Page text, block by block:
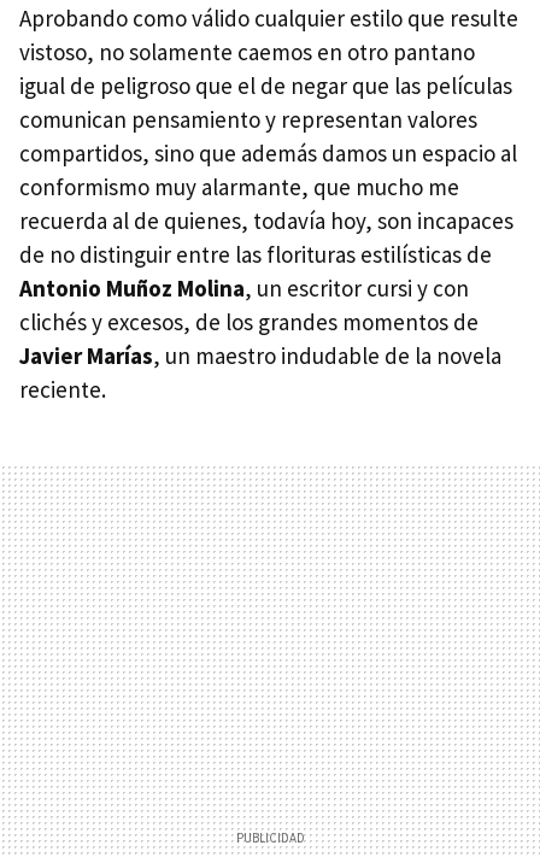
Aprobando como válido cualquier estilo que resulte
vistoso, no solamente caemos en otro pantano
igual de peligroso que el de negar que las películas
comunican pensamiento y representan valores
compartidos, sino que además damos un espacio al
conformismo muy alarmante, que mucho me
recuerda al de quienes, todavía hoy, son incapaces
de no distinguir entre las florituras estilísticas de
Antonio Muñoz Molina, un escritor cursi y con
clichés y excesos, de los grandes momentos de
Javier Marías, un maestro indudable de la novela
reciente.